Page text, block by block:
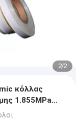
2/2
κόλλας
1.855MPa